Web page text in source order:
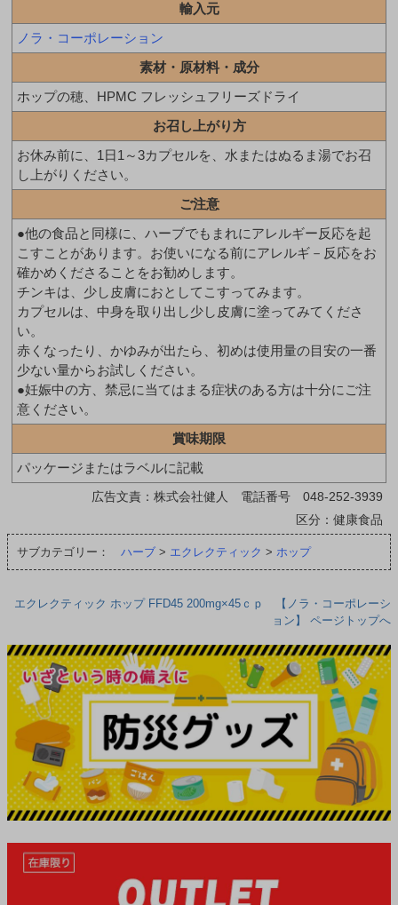
輸入元
ノラ・コーポレーション
素材・原材料・成分
ホップの穂、HPMC フレッシュフリーズドライ
お召し上がり方
お休み前に、1日1～3カプセルを、水またはぬるま湯でお召
し上がりください。
ご注意
●他の食品と同様に、ハーブでもまれにアレルギー反応を起
こすことがあります。お使いになる前にアレルギ－反応をお
確かめくださることをお勧めします。
チンキは、少し皮膚におとしてこすってみます。
カプセルは、中身を取り出し少し皮膚に塗ってみてくださ
い。
赤くなったり、かゆみが出たら、初めは使用量の目安の一番
少ない量からお試しください。
●妊娠中の方、禁忌に当てはまる症状のある方は十分にご注
意ください。
賞味期限
パッケージまたはラベルに記載
広告文責：株式会社健人 電話番号 048-252-3939
区分：健康食品
サブカテゴリー： ハーブ > エクレクティック > ホップ
エクレクティック ホップ FFD45 200mg×45ｃｐ 【ノラ・コーポレーシ
ョン】 ページトップへ